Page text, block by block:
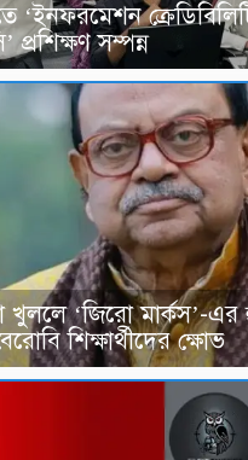
‘ইনফরমেশন
প্রশিক্ষণ সম্পন্ন
খুললে ‘জিরো মার্কস’-
শিক্ষার্থীদের ক্ষোভ